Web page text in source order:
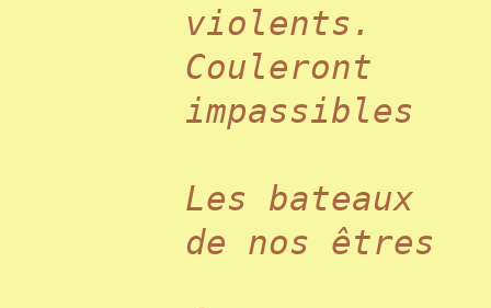
violents.
Couleront
impassibles
Les bateaux
de nos êtres